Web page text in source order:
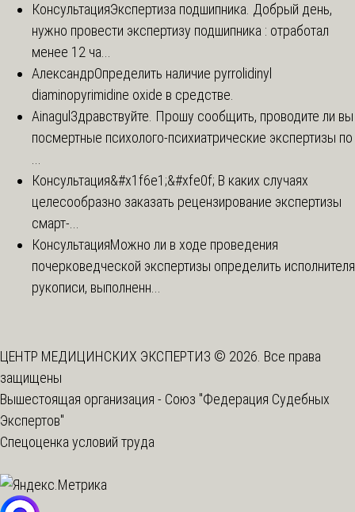
КонсультацияЭкспертиза подшипника. Добрый день,
нужно провести экспертизу подшипника : отработал
менее 12 ча...
АлександрОпределить наличие pyrrolidinyl
diaminopyrimidine oxide в средстве.
Ainagul Здравствуйте. Прошу сообщить, проводите ли вы
посмертные психолого-психиатрические экспертизы по
...
Консультация&#x1f6e1;&#xfe0f; В каких случаях
целесообразно заказать рецензирование экспертизы
смарт-...
КонсультацияМожно ли в ходе проведения
почерковедческой экспертизы определить исполнителя
рукописи, выполненн...
ЦЕНТР МЕДИЦИНСКИХ ЭКСПЕРТИЗ © 2026. Все права
защищены
Вышестоящая организация - Союз "Федерация Судебных
Экспертов"
Спецоценка условий труда